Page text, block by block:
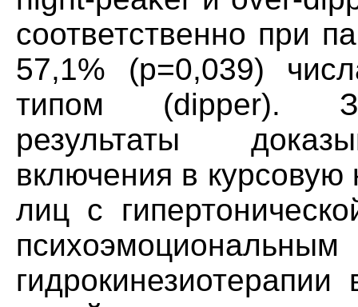
соответственно при
57,1% (р=0,039)
типом (dipper).
результаты
включения в
лиц с